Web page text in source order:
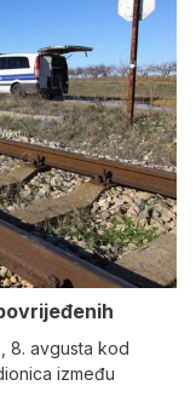
8. avgusta kod
između